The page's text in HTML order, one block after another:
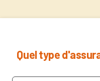
Quel type